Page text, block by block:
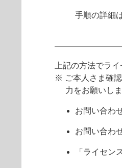
手順の詳細
上記の方法でラ
※ ご本人さま確
力をお願いしま
お問い合わ
お問い合わ
「ライセン